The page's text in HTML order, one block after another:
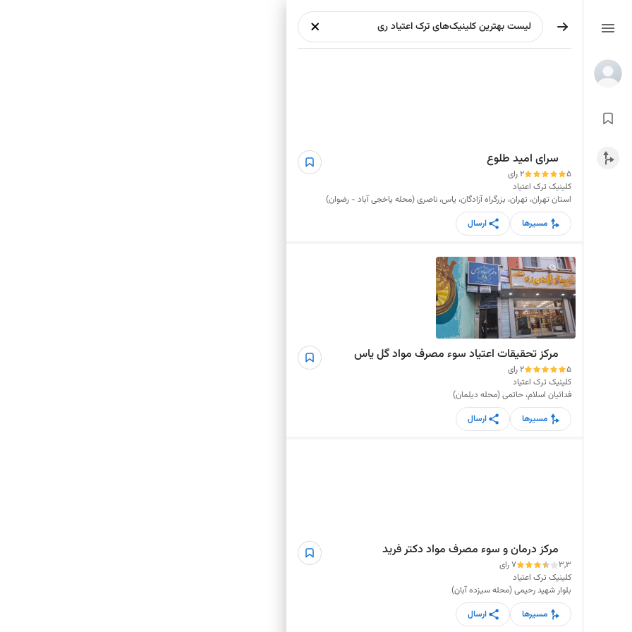
سرای امید طلوع
5
2 رای
کلینیک ترک اعتیاد
استان تهران، تهران، بزرگراه آزادگان، یاس، ناصری (محله یاخجی آباد - رضوان)
مسیرها
ارسال
مرکز تحقیقات اعتیاد سوء مصرف مواد گل یاس
5
2 رای
کلینیک ترک اعتیاد
فدائیان اسلام، حاتمی (محله دیلمان)
مسیرها
ارسال
مرکز درمان و سوء مصرف مواد دکتر فرید
3,3
7 رای
کلینیک ترک اعتیاد
بلوار شهید رحیمی (محله سیزده آبان)
مسیرها
ارسال